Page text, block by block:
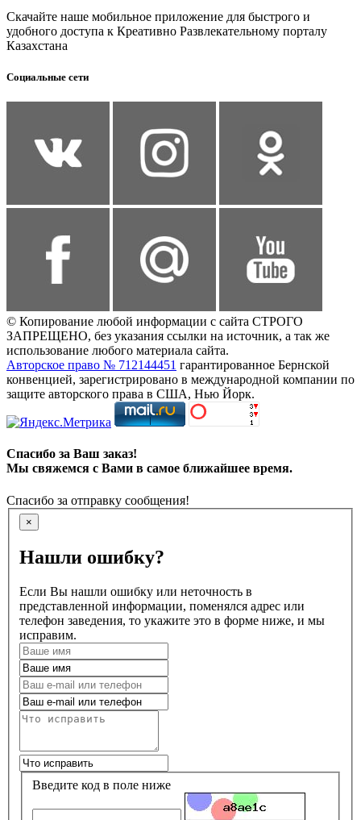
Скачайте наше мобильное приложение для быстрого и
удобного доступа к Креативно Развлекательному порталу
Казахстана
Социальные сети
© Копирование любой информации с сайта СТРОГО
ЗАПРЕЩЕНО, без указания ссылки на источник, а так же
использование любого материала сайта.
Авторское право № 712144451 гарантированное Бернской
конвенцией, зарегистрировано в международной компании по
защите авторского права в США, Нью Йорк.
Спасибо за Ваш заказ!
Мы свяжемся с Вами в самое ближайшее время.
Спасибо за отправку сообщения!
×
Нашли ошибку?
Если Вы нашли ошибку или неточность в
представленной информации, поменялся адрес или
телефон заведения, то укажите это в форме ниже, и мы
исправим.
Введите код в поле ниже